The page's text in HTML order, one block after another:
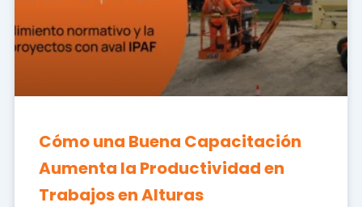
Cómo una Buena Capacitación
Aumenta la Productividad en
Trabajos en Alturas